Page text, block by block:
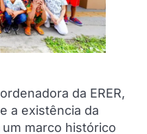
da ERER,
a existência da
marco histórico